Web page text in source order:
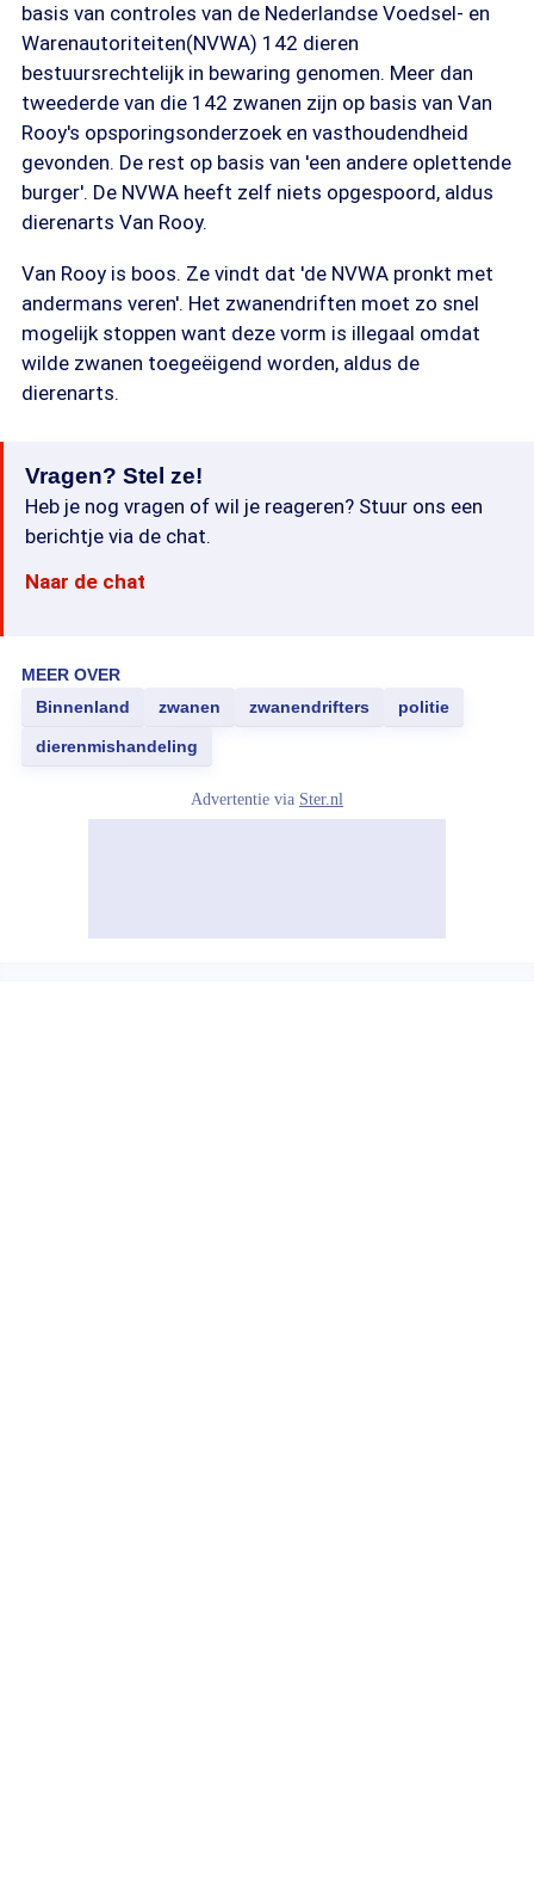
basis van controles van de Nederlandse Voedsel- en
Warenautoriteiten(NVWA) 142 dieren
bestuursrechtelijk in bewaring genomen. Meer dan
tweederde van die 142 zwanen zijn op basis van Van
Rooy's opsporingsonderzoek en vasthoudendheid
gevonden. De rest op basis van 'een andere oplettende
burger'. De NVWA heeft zelf niets opgespoord, aldus
dierenarts Van Rooy.
Van Rooy is boos. Ze vindt dat 'de NVWA pronkt met
andermans veren'. Het zwanendriften moet zo snel
mogelijk stoppen want deze vorm is illegaal omdat
wilde zwanen toegeëigend worden, aldus de
dierenarts.
Vragen? Stel ze!
Heb je nog vragen of wil je reageren? Stuur ons een
berichtje via de chat.
Naar de chat
MEER OVER
Binnenland
zwanen zwanendrifters politie
dierenmishandeling
Advertentie via Ster.nl